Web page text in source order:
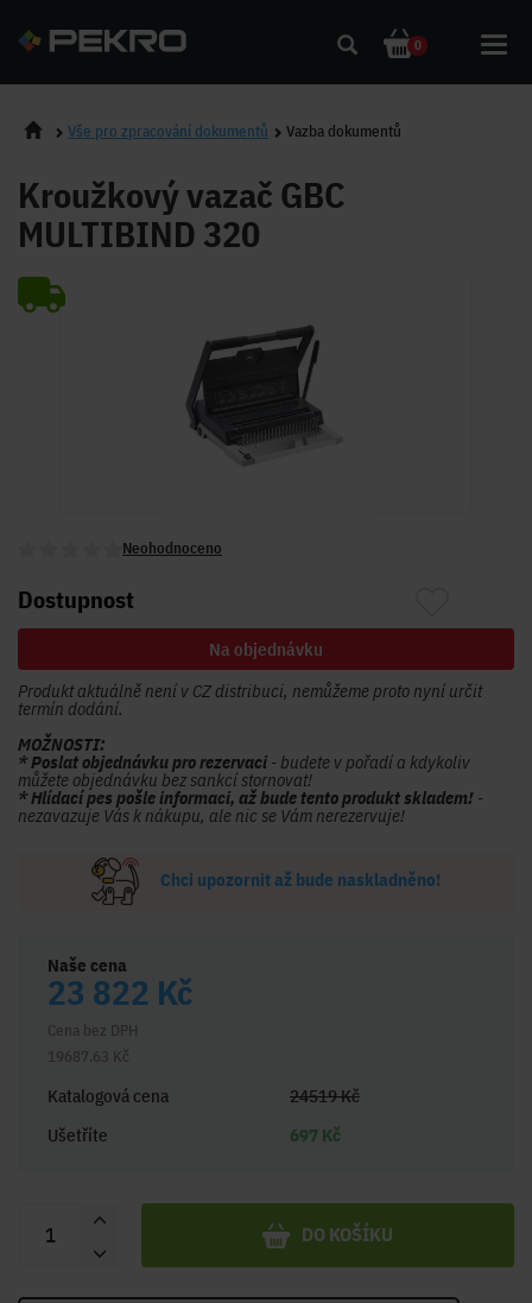
0
Vše pro zpracování dokumentů Vazba dokumentů
Kroužkový vazač GBC
MULTIBIND 320
Neohodnoceno
Dostupnost
Na objednávku
Produkt aktuálně není v CZ distribuci, nemůžeme proto nyní určit
termín dodání.
MOŽNOSTI:
* Poslat objednávku pro rezervaci - budete v pořadí a kdykoliv
můžete objednávku bez sankcí stornovat!
* Hlídací pes pošle informaci, až bude tento produkt skladem! -
nezavazuje Vás k nákupu, ale nic se Vám nerezervuje!
Chci upozornit až bude naskladněno!
Naše cena
23 822 Kč
Cena bez DPH
19687.63 Kč
Katalogová cena
24519 Kč
Ušetříte
697 Kč
DO KOŠÍKU